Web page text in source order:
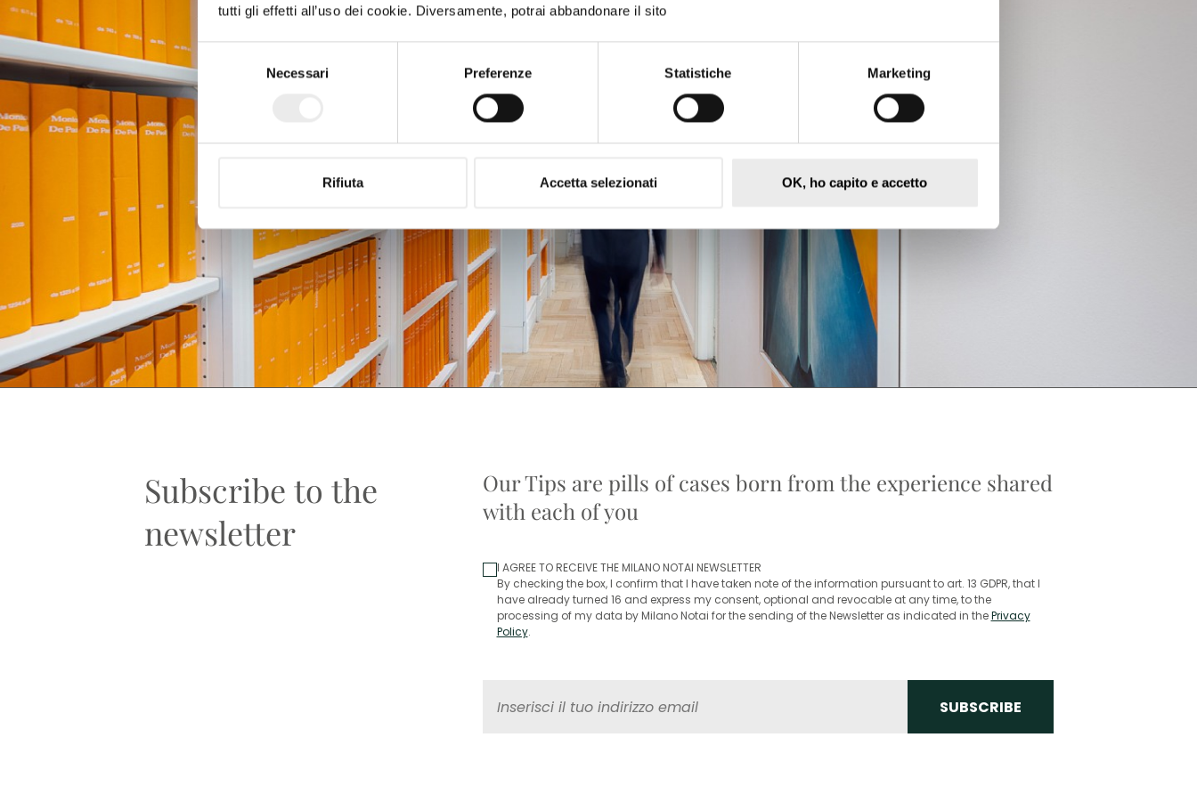
tutti gli effetti all’uso dei cookie. Diversamente, potrai abbandonare il sito
del
consenso
Necessari Preferenze Statistiche Marketing
Rifiuta Accetta selezionati OK, ho capito e accetto
Subscribe to the
newsletter
Our Tips are pills of cases born from the experience shared
with each of you
I AGREE TO RECEIVE THE MILANO NOTAI NEWSLETTER
By checking the box, I confirm that I have taken note of the information pursuant to art. 13 GDPR, that I
have already turned 16 and express my consent, optional and revocable at any time, to the
processing of my data by Milano Notai for the sending of the Newsletter as indicated in thePrivacy
Policy.